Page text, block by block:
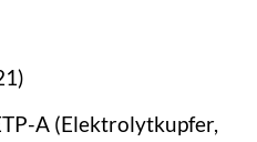
A (Elektrolytkupfer,